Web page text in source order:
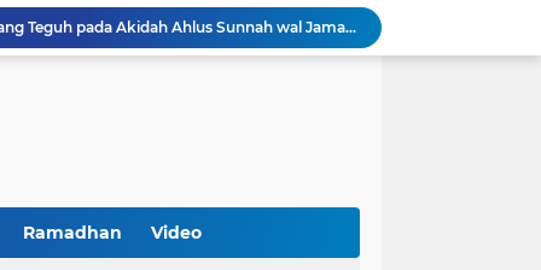
Khutbah Jumat: Berpegang Teguh pada Akidah Ahlus Sunnah wal Jamaah, Akidah Mayoritas Umat
Kemerdekaan
Kemenkop Tekankan Peran Strategis Manajer dalam Menentukan Keberhasilan KDKMP
Ramadhan Video